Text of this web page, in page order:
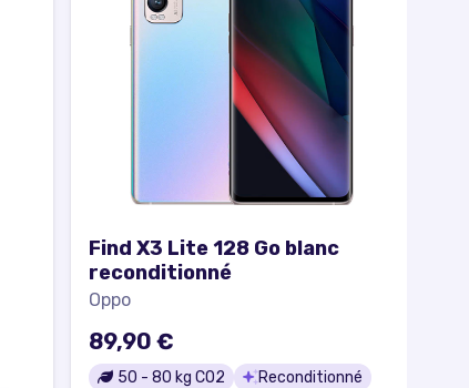
Find X3 Lite 128 Go blanc
reconditionné
Oppo
89,90 €
50 -80 kg CO2
Reconditionné